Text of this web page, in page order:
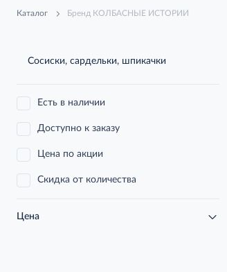
Каталог Бренд КОЛБАСНЫЕ ИСТОРИИ
Сосиски, сардельки, шпикачки
Есть в наличии
Доступно к заказу
Цена по акции
Скидка от количества
Цена